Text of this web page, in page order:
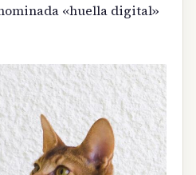
«huella digital»